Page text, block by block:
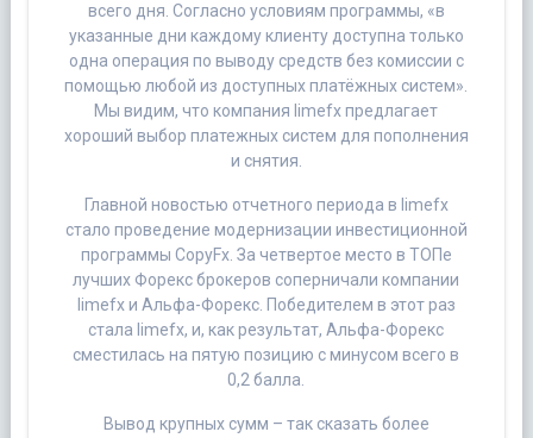
всего дня. Согласно условиям программы, «в
указанные дни каждому клиенту доступна только
одна операция по выводу средств без комиссии с
помощью любой из доступных платёжных систем».
Мы видим, что компания limefx предлагает
хороший выбор платежных систем для пополнения
и снятия.
Главной новостью отчетного периода в limefx
стало проведение модернизации инвестиционной
программы CopyFx. За четвертое место в ТОПе
лучших Форекс брокеров соперничали компании
limefx и Альфа-Форекс. Победителем в этот раз
стала limefx, и, как результат, Альфа-Форекс
сместилась на пятую позицию с минусом всего в
0,2 балла.
Вывод крупных сумм – так сказать более